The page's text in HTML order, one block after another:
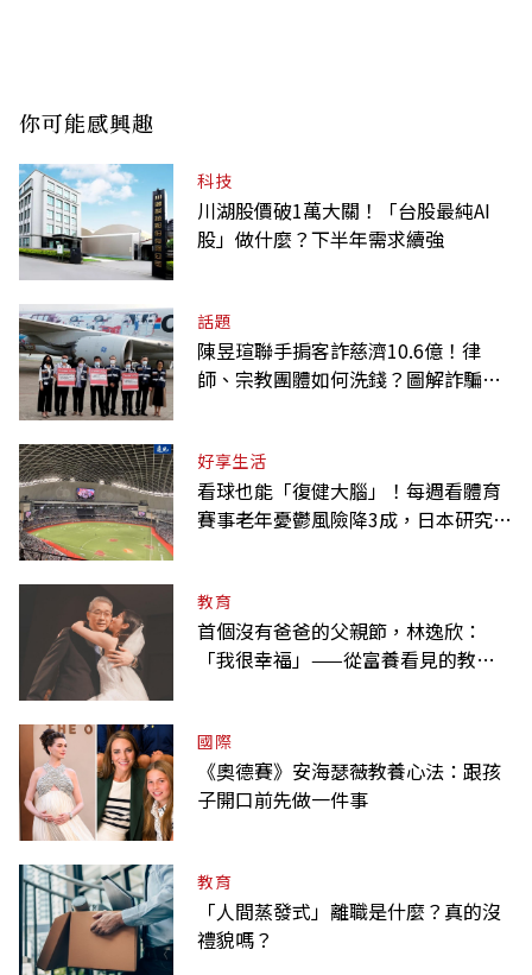
你可能感興趣
科技
川湖股價破1萬大關！「台股最純AI
股」做什麼？下半年需求續強
話題
陳昱瑄聯手掮客詐慈濟10.6億！律
師、宗教團體如何洗錢？圖解詐騙關
好享生活
看球也能「復健大腦」！每週看體育
賽事老年憂鬱風險降3成，日本研究：
教育
首個沒有爸爸的父親節，林逸欣：
「我很幸福」——從富養看見的教養
國際
《奧德賽》安海瑟薇教養心法：跟孩
子開口前先做一件事
教育
「人間蒸發式」離職是什麼？真的沒
禮貌嗎？